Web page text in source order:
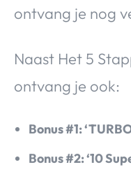
ontvang je nog
Naast Het 5
ontvang je ook:
Bonus #1:
Bonus #2: ‘10